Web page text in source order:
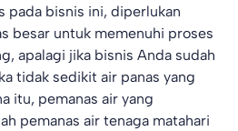
pada bisnis ini, diperlukan
besar untuk memenuhi proses
apalagi jika bisnis Anda sudah
tidak sedikit air panas yang
itu, pemanas air yang
pemanas air tenaga matahari